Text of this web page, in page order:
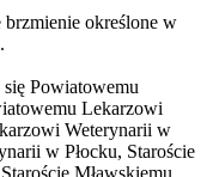
brzmienie określone w
Powiatowemu
Lekarzowi
Weterynarii w
w Płocku, Staroście
Mławskiemu,